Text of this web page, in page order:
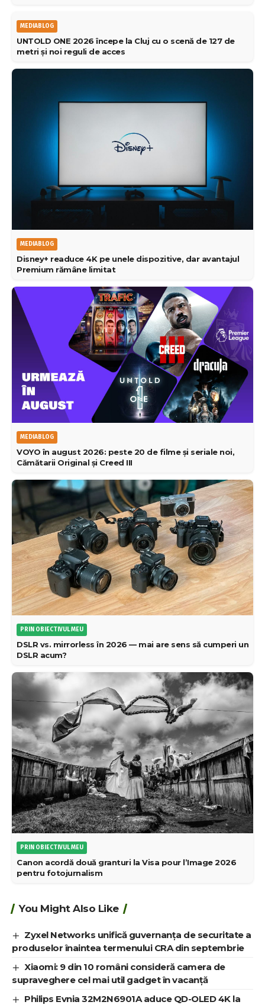
UNTOLD ONE 2026 începe la Cluj cu o scenă de 127 de
metri și noi reguli de acces
MEDIABLOG
Disney+ readuce 4K pe unele dispozitive, dar avantajul
Premium rămâne limitat
MEDIABLOG
VOYO în august 2026: peste 20 de filme și seriale noi,
Cămătarii Original și Creed III
PRIN OBIECTIVUL MEU
DSLR vs. mirrorless în 2026 — mai are sens să cumperi un
DSLR acum?
PRIN OBIECTIVUL MEU
Canon acordă două granturi la Visa pour l’Image 2026